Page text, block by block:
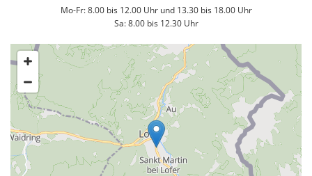
Mo-Fr: 8.00 bis 12.00 Uhr und 13.30 bis 18.00 Uhr
Sa: 8.00 bis 12.30 Uhr